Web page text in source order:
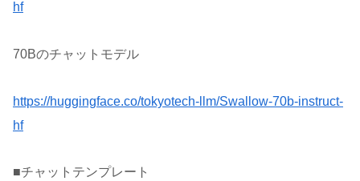
hf
70Bのチャットモデル
https://huggingface.co/tokyotech-llm/Swallow-70b-instruct-
hf
■チャットテンプレート